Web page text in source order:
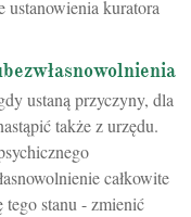
ustanowienia kuratora
ustaną przyczyny, dla
także z urzędu.
całkowite
tego stanu - zmienić